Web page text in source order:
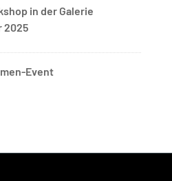
in der Galerie
2025
Event